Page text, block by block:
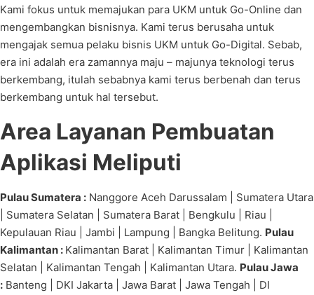
Kami fokus untuk memajukan para UKM untuk Go-Online dan
mengembangkan bisnisnya. Kami terus berusaha untuk
mengajak semua pelaku bisnis UKM untuk Go-Digital. Sebab,
era ini adalah era zamannya maju – majunya teknologi terus
berkembang, itulah sebabnya kami terus berbenah dan terus
berkembang untuk hal tersebut.
Area Layanan Pembuatan
Aplikasi Meliputi
Pulau Sumatera : Nanggore Aceh Darussalam | Sumatera Utara
| Sumatera Selatan | Sumatera Barat | Bengkulu | Riau |
Kepulauan Riau | Jambi | Lampung | Bangka Belitung. Pulau
Kalimantan : Kalimantan Barat | Kalimantan Timur | Kalimantan
Selatan | Kalimantan Tengah | Kalimantan Utara. Pulau Jawa
: Banteng | DKI Jakarta | Jawa Barat | Jawa Tengah | DI